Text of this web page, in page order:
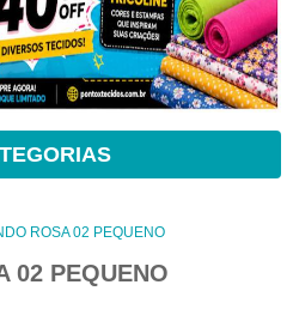
ROSA 02 PEQUENO
02 PEQUENO